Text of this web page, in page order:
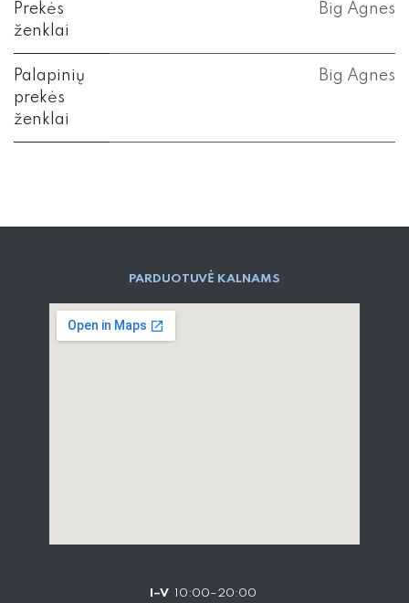
Prekės
ženklai
Big Agnes
Palapinių
prekės
ženklai
Big Agnes
PARD​UOTUVĖ​ KALNAMS
I–V 10:00–20:00